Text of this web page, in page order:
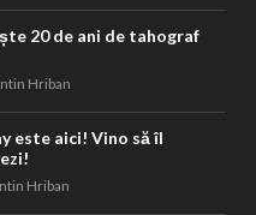
20 de ani de tahograf
Hriban
este aici! Vino să îl
Hriban